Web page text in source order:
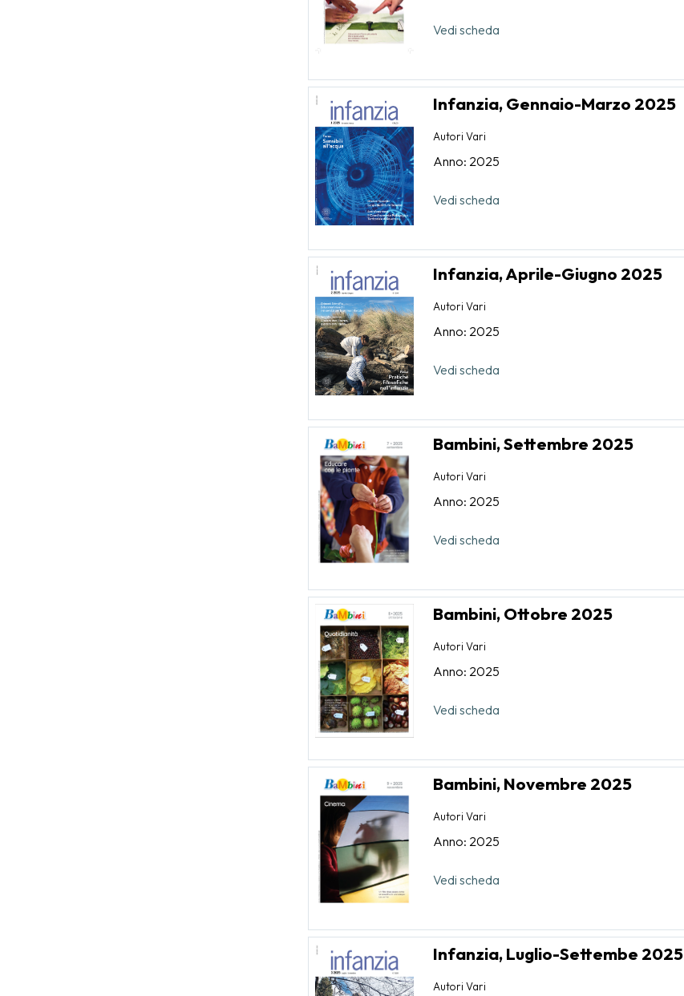
Vedi scheda
Infanzia, Gennaio-Marzo 2025
Autori Vari
Anno: 2025
Vedi scheda
Infanzia, Aprile-Giugno 2025
Autori Vari
Anno: 2025
Vedi scheda
Bambini, Settembre 2025
Autori Vari
Anno: 2025
Vedi scheda
Bambini, Ottobre 2025
Autori Vari
Anno: 2025
Vedi scheda
Bambini, Novembre 2025
Autori Vari
Anno: 2025
Vedi scheda
Infanzia, Luglio-Settembe 2025
Autori Vari